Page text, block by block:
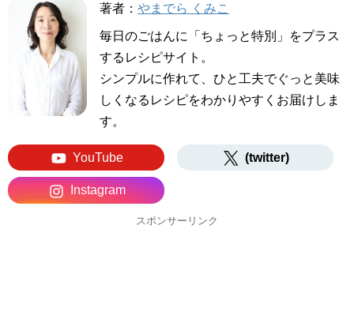
著者： やまでら くみこ
毎日のごはんに「ちょっと特別」をプラス
するレシピサイト。
シンプルに作れて、ひと工夫でぐっと美味
しくなるレシピをわかりやすくお届けしま
す。
YouTube (twitter)
Instagram
スポンサーリンク